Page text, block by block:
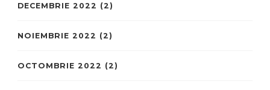
DECEMBRIE 2022 (2)
NOIEMBRIE 2022 (2)
OCTOMBRIE 2022 (2)